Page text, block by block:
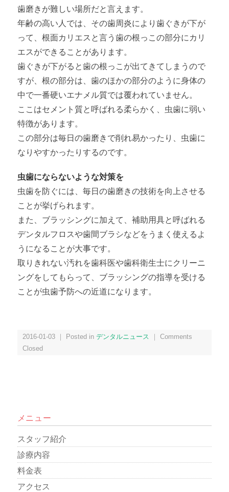
歯磨きが難しい場所だと言えます。
年齢の高い人では、その歯周炎により歯ぐきが下が
って、根面カリエスと言う歯の根っこの部分にカリ
エスができることがあります。
歯ぐきが下がると歯の根っこが出てきてしまうので
すが、根の部分は、歯のほかの部分のように身体の
中で一番硬いエナメル質では覆われていません。
ここはセメント質と呼ばれる柔らかく、虫歯に弱い
特徴があります。
この部分は毎日の歯磨きで削れ易かったり、虫歯に
なりやすかったりするのです。
虫歯にならないような対策を
虫歯を防ぐには、毎日の歯磨きの技術を向上させる
ことが挙げられます。
また、ブラッシングに加えて、補助用具と呼ばれる
デンタルフロスや歯間ブラシなどをうまく使えるよ
うになることが大事です。
取りきれない汚れを歯科医や歯科衛生士にクリーニ
ングをしてもらって、ブラッシングの指導を受ける
ことが虫歯予防への近道になります。
2016-01-03 ｜ Posted in デンタルニュース
Comments
Closed
メニュー
スタッフ紹介
診療内容
料金表
アクセス